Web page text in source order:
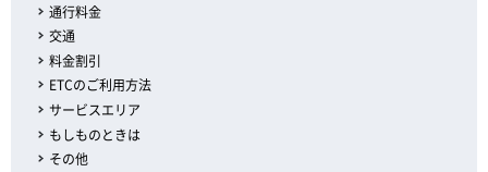
通行料金
交通
料金割引
ETCのご利用方法
サービスエリア
もしものときは
その他